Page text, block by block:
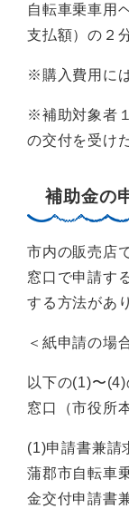
自転車乗車用
支払額）の２
※購入費用に
※補助対象者
の交付を受け
補助金の
市内の販売店
窓口で申請す
する方法があ
＜紙申請の場
以下の(1)〜
窓口（市役所
(1)申請書兼請
蒲郡市自転車
金交付申請書